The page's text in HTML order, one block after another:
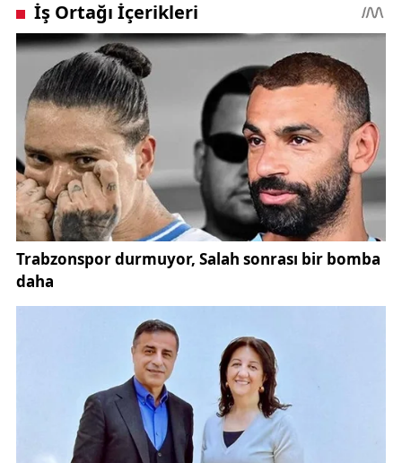
yaptı.
Havanın yağışlı olması nedeniyle ekim döneminin
biraz geciktiğini belirten Sağırkaya, “Bugün itibariyle
pancar ekimine başladık. Allah’tan hayırlı ve
bereketli bir sezon diliyoruz,” şeklinde konuştu.
Kadınların tarım sektöründe giderek daha fazla yer
alması, üretimin sürdürülebilirliği açısından da büyük
önem taşıyor. Emel Sağırkaya gibi örnekkadın
çiftçiler
, genç nesillere ve diğer kadınlara ilham
veriyor.
Tarım ve Orman Bakanlığı'nın sağladığı
gübre desteklerigibi teşviklerin de kadınların
sektörde daha aktif yer almasına katkı sunduğu